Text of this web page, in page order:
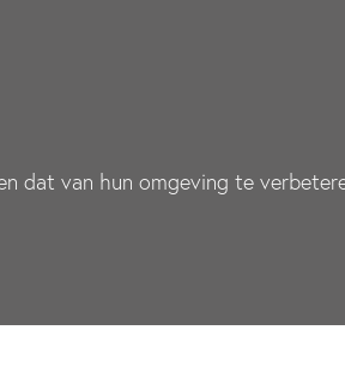
dat van hun omgeving te